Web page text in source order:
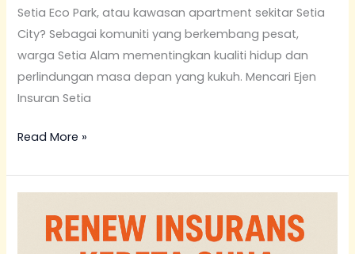
Setia Eco Park, atau kawasan apartment sekitar Setia
City? Sebagai komuniti yang berkembang pesat,
warga Setia Alam mementingkan kualiti hidup dan
perlindungan masa depan yang kukuh. Mencari Ejen
Insuran Setia
Read More »
Insuran
Putrajaya